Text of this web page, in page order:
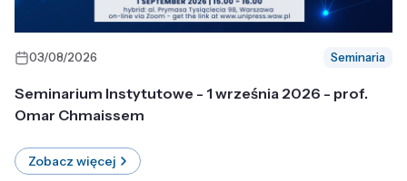
03/08/2026 Seminaria
Seminarium Instytutowe - 1 września 2026 - prof.
Omar Chmaissem
Zobacz więcej